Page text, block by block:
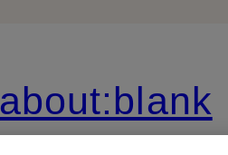
about:blank